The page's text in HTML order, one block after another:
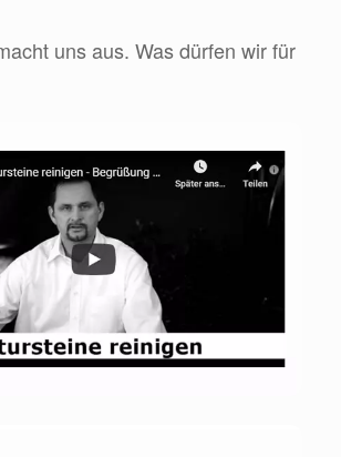
uns aus. Was dürfen wir für